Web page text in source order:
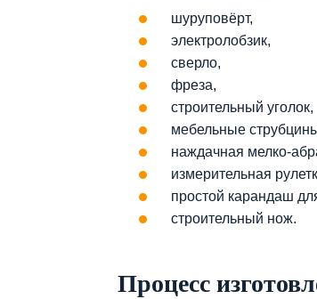
шуруповёрт,
электролобзик,
сверло,
фреза,
строительный уголок,
мебельные
наждачная мелко-
измерительная
простой карандаш
строительный нож.
Процесс